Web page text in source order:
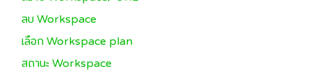
ลบ Workspace
เลือก Workspace plan
สถานะ Workspace